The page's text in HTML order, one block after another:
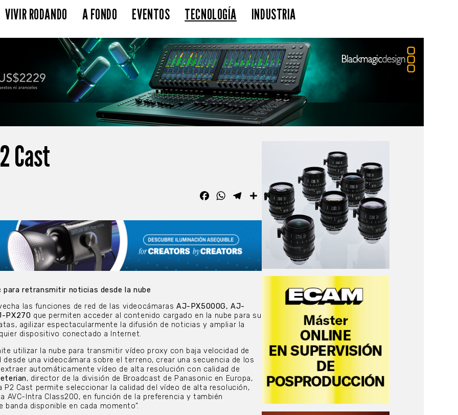
VIVIR RODANDO A FONDO EVENTOS TECNOLOGÍA INDUSTRIA
Cast
FacebookWhatsApp
TelegramCompartir
para retransmitir noticias desde la nube
las funciones de red de las videocámaras AJ-PX5000G, AJ-
PX270 que permiten acceder al contenido cargado en la nube para su
agilizar espectacularmente la difusión de noticias y ampliar la
dispositivo conectado a Internet.
utilizar la nube para transmitir vídeo proxy con baja velocidad de
una videocámara sobre el terreno, crear una secuencia de los
automáticamente vídeo de alta resolución con calidad de
, director de la división de Broadcast de Panasonic en Europa,
P2 Cast permite seleccionar la calidad del vídeo de alta resolución,
AVC-Intra Class200, en función de la preferencia y también
banda disponible en cada momento”.